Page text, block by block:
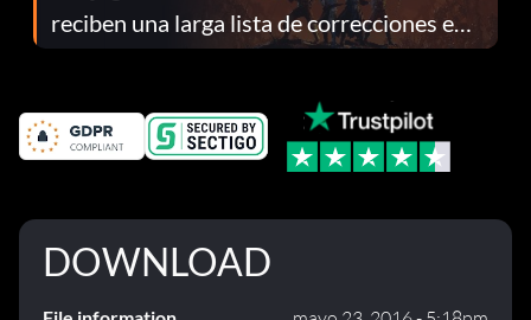
reciben una larga lista de correcciones en
el parche 1.0.4
DOWNLOAD